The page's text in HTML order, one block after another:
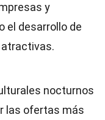
y
el desarrollo de
nocturnos
las ofertas más